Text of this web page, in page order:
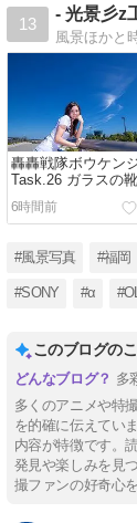
13
- 光景彡z
轟轟戦隊ボウケン
Task.26 ガラスの靴
6時間前
#風景写真 #福岡
#SONY #α
このブログの
多
多くのアニメや特
を的確に伝えてい
内容が特徴です。
発見や楽しみを見
撮ファンの好奇心